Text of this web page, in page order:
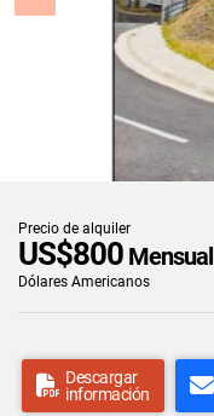
Precio de alquiler
US$800 Mensual
Dólares Americanos
Descargar
información